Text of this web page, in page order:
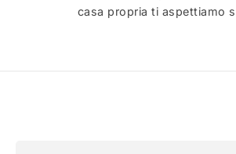
casa propria ti aspettiamo